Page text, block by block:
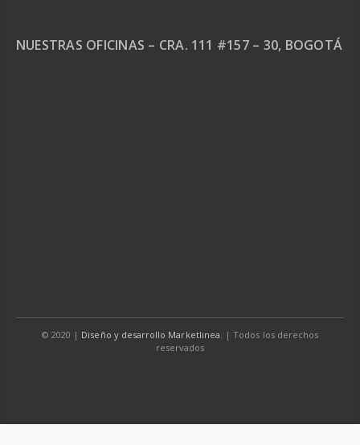
NUESTRAS OFICINAS – CRA. 111 #157 – 30, BOGOTÁ
© 2020 | Diseño y desarrollo Marketlinea . | Todos los derechos
reservados